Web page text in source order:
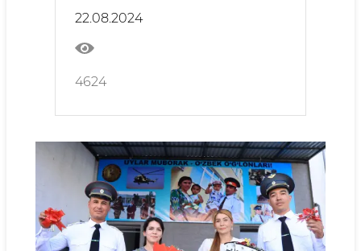
брокколи
22.08.2024
4624